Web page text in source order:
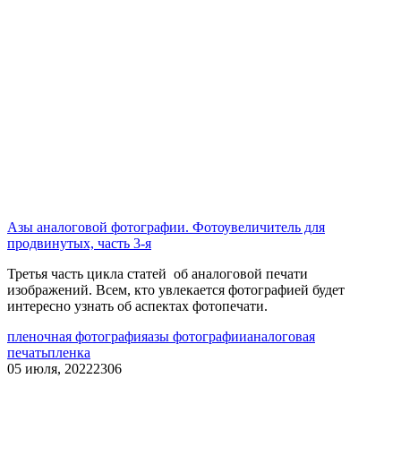
Азы аналоговой фотографии. Фотоувеличитель для
продвинутых, часть 3-я
Третья часть цикла статей об аналоговой печати
изображений. Всем, кто увлекается фотографией будет
интересно узнать об аспектах фотопечати.
пленочная фотографияазы фотографиианалоговая
печатьпленка
05 июля, 20222306